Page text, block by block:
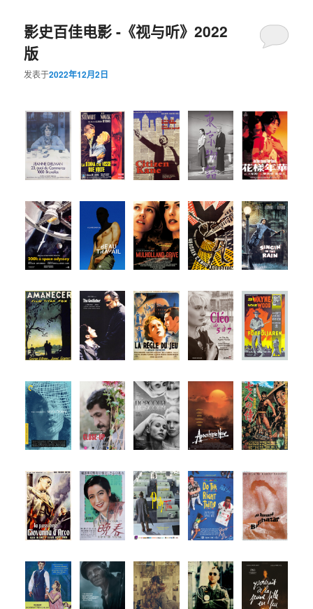
影史百佳电影 -《视与听》2022
版
发表于2022年12月2日